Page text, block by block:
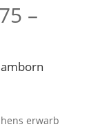
–
er­warb